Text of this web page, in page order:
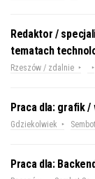
Redaktor /
tematach
Rzeszów / zdalnie
Praca dla: grafik /
Gdziekolwiek
Praca dla: